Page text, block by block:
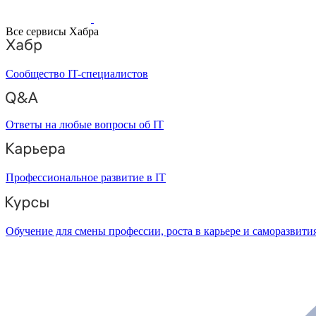
Все сервисы Хабра
Сообщество IT-специалистов
Ответы на любые вопросы об IT
Профессиональное развитие в IT
Обучение для смены профессии, роста в карьере и